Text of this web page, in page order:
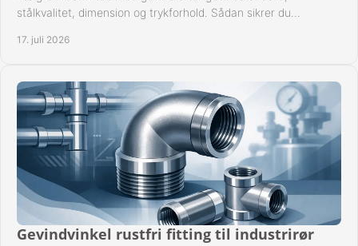
stålkvalitet, dimension og trykforhold. Sådan sikrer du
17. juli 2026
Gevindvinkel rustfri fitting til industrirør